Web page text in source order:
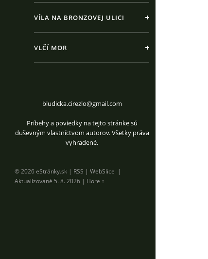
VÍLA NA BRONZOVEJ ULICI
VLČÍ MOR
bludicka.cirezlo@gmail.com
Príbehy a poviedky na tejto stránke sú
duševným vlastníctvom autorov. Všetky práva
vyhradené.
© 2026 eStránky.sk | RSS | WebSlice |
Aktualizované 5. 8. 2026 | Hore ↑